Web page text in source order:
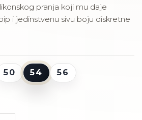
pranja koji mu daje
i jedinstvenu sivu boju diskretne
50 54 56